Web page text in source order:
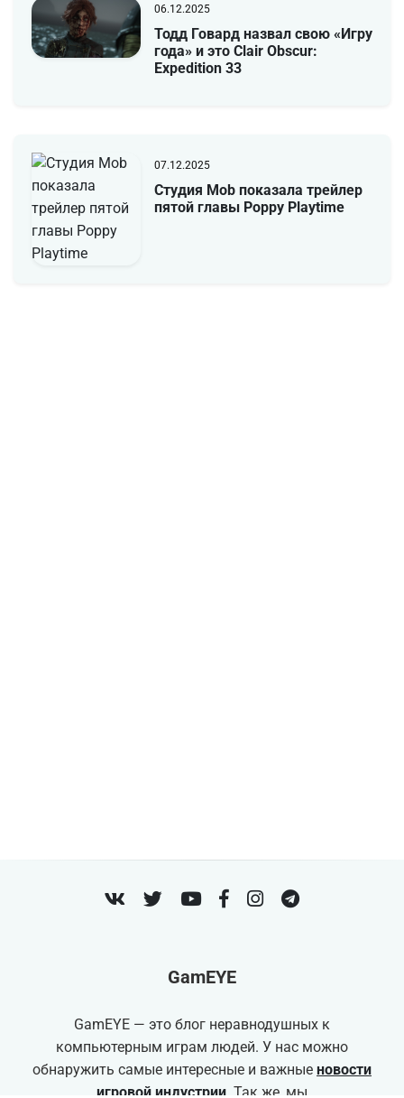
06.12.2025
Тодд Говард назвал свою «Игру
года» и это Clair Obscur:
Expedition 33
07.12.2025
Студия Mob показала трейлер
пятой главы Poppy Playtime
GamEYE
GamEYE — это блог неравнодушных к
компьютерным играм людей. У нас можно
обнаружить самые интересные и важные новости
игровой индустрии . Так же, мы